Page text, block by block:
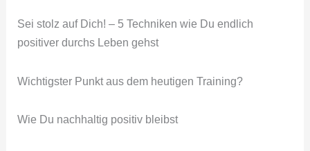
Sei stolz auf Dich! – 5 Techniken wie Du endlich
positiver durchs Leben gehst
Wichtigster Punkt aus dem heutigen Training?
Wie Du nachhaltig positiv bleibst